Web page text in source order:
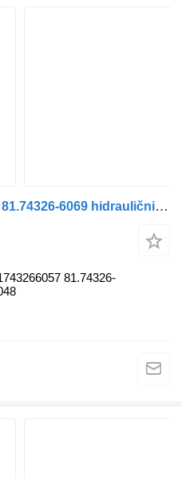
Parker LIONS CITY (01.04-) 81.74326-6069 hidraulični cilindar za MAN autobusa
81.74326-